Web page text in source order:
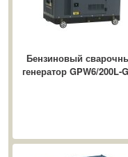
Бензиновый
генератор GPW6/200L-